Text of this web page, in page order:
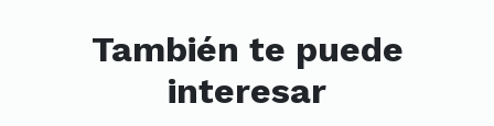
También te puede
interesar